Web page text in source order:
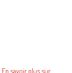
En savoir plus sur